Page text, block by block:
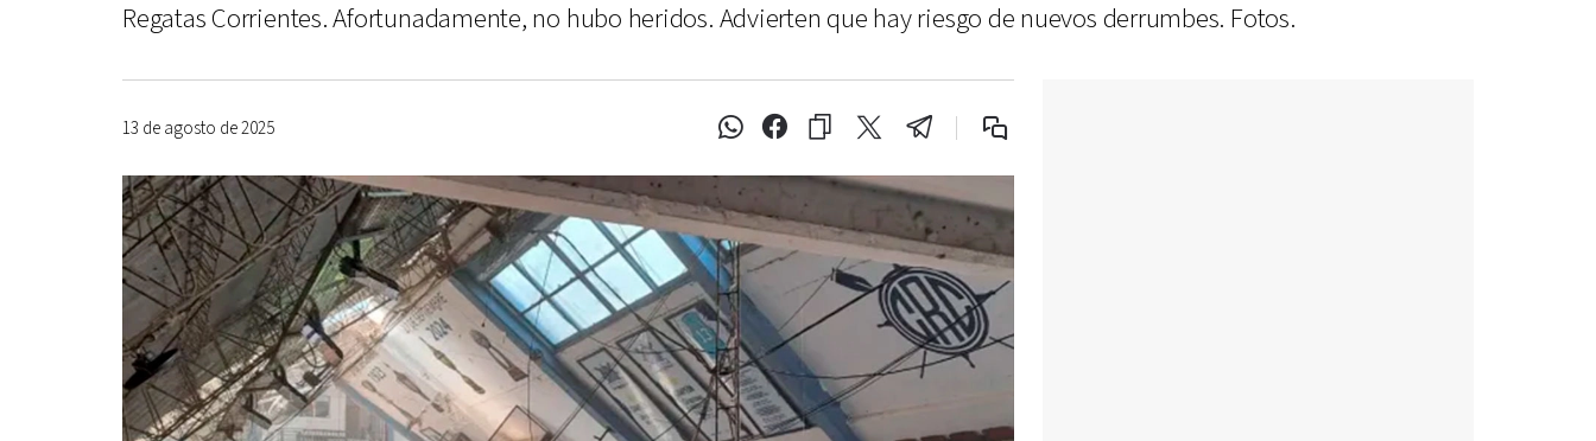
Regatas Corrientes. Afortunadamente, no hubo heridos. Advierten que hay riesgo de nuevos derrumbes. Fotos.
13 de agosto de 2025